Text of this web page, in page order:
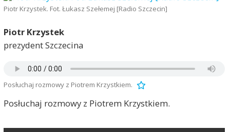
Piotr Krzystek. Fot. Łukasz Szełemej [Radio Szczecin]
Piotr Krzystek
prezydent Szczecina
Posłuchaj rozmowy z Piotrem Krzystkiem.
Posłuchaj rozmowy z Piotrem Krzystkiem.